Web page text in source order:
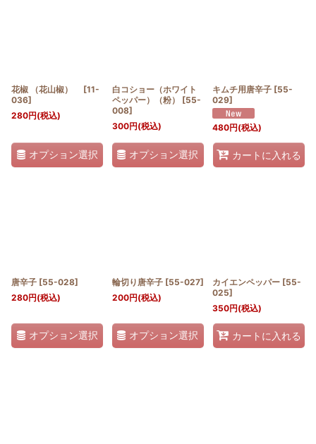
花椒 （花山椒） [11-
036]
280円(税込)
オプション選択
白コショー（ホワイト
ペッパー）（粉）
[55-
008]
300円(税込)
オプション選択
キムチ用唐辛子 [55-
029]
480円(税込)
カートに入れる
唐辛子 [55-028]
280円(税込)
オプション選択
輪切り唐辛子 [55-027]
200円(税込)
オプション選択
カイエンペッパー [55-
025]
350円(税込)
カートに入れる